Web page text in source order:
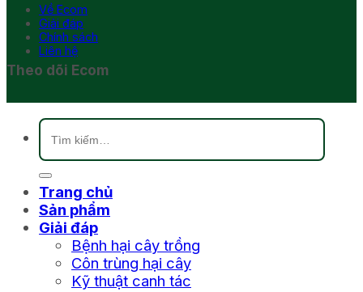
Về Ecom
Giải đáp
Chính sách
Liên hệ
Theo dõi Ecom
Tìm
kiếm:
Trang chủ
Sản phẩm
Giải đáp
Bệnh hại cây trồng
Côn trùng hại cây
Kỹ thuật canh tác